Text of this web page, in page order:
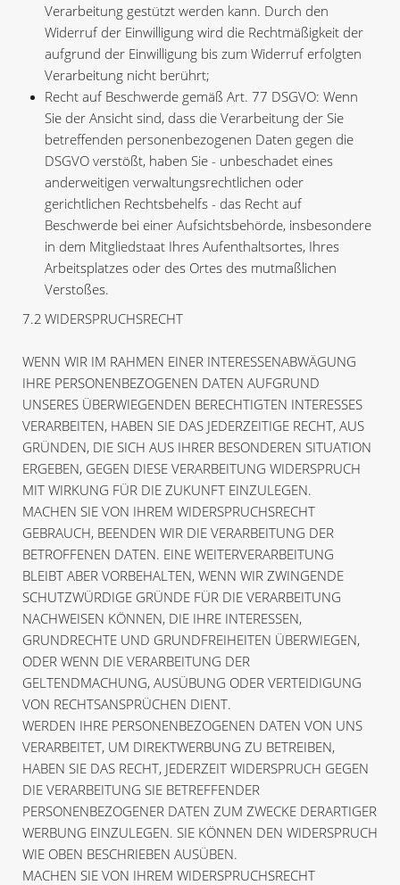
Verarbeitung gestützt werden kann. Durch den
Widerruf der Einwilligung wird die Rechtmäßigkeit der
aufgrund der Einwilligung bis zum Widerruf erfolgten
Verarbeitung nicht berührt;
Recht auf Beschwerde gemäß Art. 77 DSGVO: Wenn
Sie der Ansicht sind, dass die Verarbeitung der Sie
betreffenden personenbezogenen Daten gegen die
DSGVO verstößt, haben Sie - unbeschadet eines
anderweitigen verwaltungsrechtlichen oder
gerichtlichen Rechtsbehelfs - das Recht auf
Beschwerde bei einer Aufsichtsbehörde, insbesondere
in dem Mitgliedstaat Ihres Aufenthaltsortes, Ihres
Arbeitsplatzes oder des Ortes des mutmaßlichen
Verstoßes.
7.2 WIDERSPRUCHSRECHT
WENN WIR IM RAHMEN EINER INTERESSENABWÄGUNG
IHRE PERSONENBEZOGENEN DATEN AUFGRUND
UNSERES ÜBERWIEGENDEN BERECHTIGTEN INTERESSES
VERARBEITEN, HABEN SIE DAS JEDERZEITIGE RECHT, AUS
GRÜNDEN, DIE SICH AUS IHRER BESONDEREN SITUATION
ERGEBEN, GEGEN DIESE VERARBEITUNG WIDERSPRUCH
MIT WIRKUNG FÜR DIE ZUKUNFT EINZULEGEN.
MACHEN SIE VON IHREM WIDERSPRUCHSRECHT
GEBRAUCH, BEENDEN WIR DIE VERARBEITUNG DER
BETROFFENEN DATEN. EINE WEITERVERARBEITUNG
BLEIBT ABER VORBEHALTEN, WENN WIR ZWINGENDE
SCHUTZWÜRDIGE GRÜNDE FÜR DIE VERARBEITUNG
NACHWEISEN KÖNNEN, DIE IHRE INTERESSEN,
GRUNDRECHTE UND GRUNDFREIHEITEN ÜBERWIEGEN,
ODER WENN DIE VERARBEITUNG DER
GELTENDMACHUNG, AUSÜBUNG ODER VERTEIDIGUNG
VON RECHTSANSPRÜCHEN DIENT.
WERDEN IHRE PERSONENBEZOGENEN DATEN VON UNS
VERARBEITET, UM DIREKTWERBUNG ZU BETREIBEN,
HABEN SIE DAS RECHT, JEDERZEIT WIDERSPRUCH GEGEN
DIE VERARBEITUNG SIE BETREFFENDER
PERSONENBEZOGENER DATEN ZUM ZWECKE DERARTIGER
WERBUNG EINZULEGEN. SIE KÖNNEN DEN WIDERSPRUCH
WIE OBEN BESCHRIEBEN AUSÜBEN.
MACHEN SIE VON IHREM WIDERSPRUCHSRECHT